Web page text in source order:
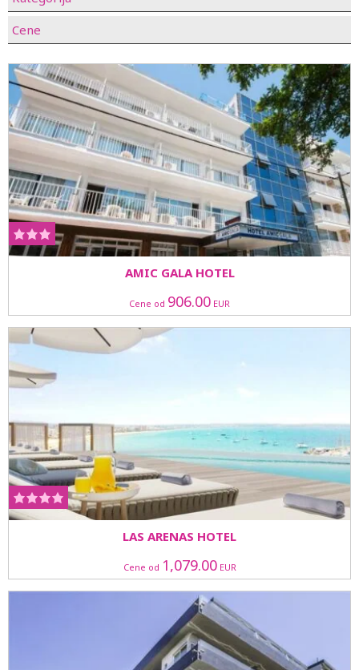
Cene
AMIC GALA HOTEL
Cene od 906.00 EUR
LAS ARENAS HOTEL
Cene od 1,079.00EUR